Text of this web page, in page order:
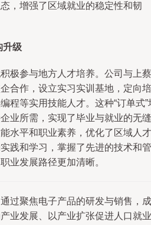
，增强了区域就业的稳定性和韧
升级
极参与地方人才培养。公司与上蔡
合作，设立实习实训基地，定向培
程等实用技能人才。这种“订单式”
业所需，实现了毕业与就业的无缝
水平和职业素养，优化了区域人才
践和学习，掌握了先进的技术和管
业发展路径更加清晰。
过聚焦电子产品的研发与销售，成
业发展、以产业扩张促进人口就业